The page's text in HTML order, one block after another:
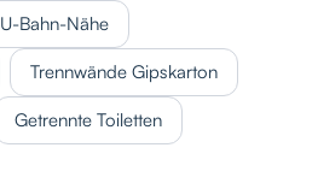
U-Bahn-Nähe
Trennwände Gipskarton
Getrennte Toiletten